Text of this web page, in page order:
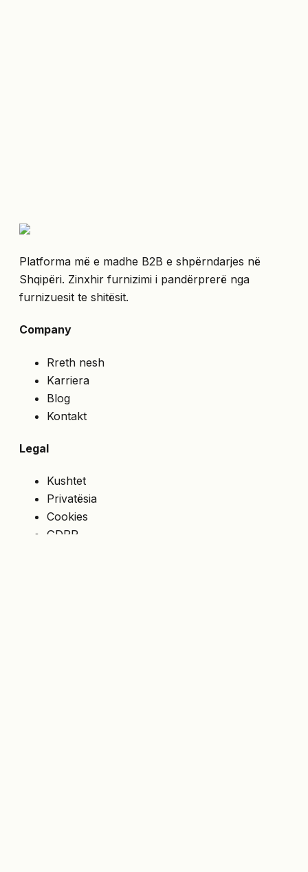
Platforma më e madhe B2B e shpërndarjes në
Shqipëri. Zinxhir furnizimi i pandërprerë nga
furnizuesit te shitësit.
Company
Rreth nesh
Karriera
Blog
Kontakt
Legal
Kushtet
Privatësia
Cookies
GDPR